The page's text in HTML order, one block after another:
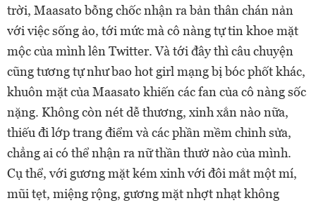
trời, Maasato bỗng chốc nhận ra bản thân chán nản
với việc sống ảo, tới mức mà cô nàng tự tin khoe mặt
mộc của mình lên Twitter. Và tới đây thì câu chuyện
cũng tương tự như bao hot girl mạng bị bóc phốt khác,
khuôn mặt của Maasato khiến các fan của cô nàng sốc
nặng. Không còn nét dễ thương, xinh xắn nào nữa,
thiếu đi lớp trang điểm và các phần mềm chỉnh sửa,
chẳng ai có thể nhận ra nữ thần thưở nào của mình.
Cụ thể, với gương mặt kém xinh với đôi mắt một mí,
mũi tẹt, miệng rộng, gương mặt nhợt nhạt không